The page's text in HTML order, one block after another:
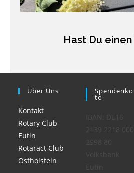
Hast Du
Über Uns
Kontakt
Rotary Club
Eutin
Rotaract Club
Ostholstein
To
2139 2218 0000
2998 80